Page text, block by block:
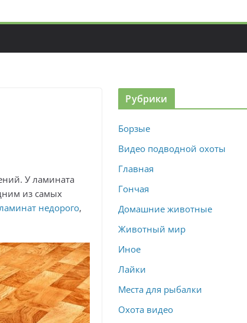
У ламината
из самых
недорого,
Рубрики
Борзые
Видео подводной охоты
Главная
Гончая
Домашние животные
Животный мир
Иное
Лайки
Места для рыбалки
Охота видео